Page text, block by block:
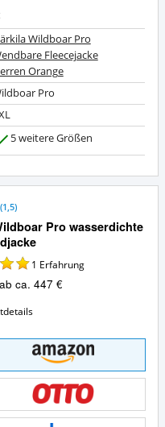
Wildboar Pro
Fleecejacke
Orange
Pro
5 weitere Größen
Pro wasserdichte
(1,5)
1 Erfahrung
ca. 447 €